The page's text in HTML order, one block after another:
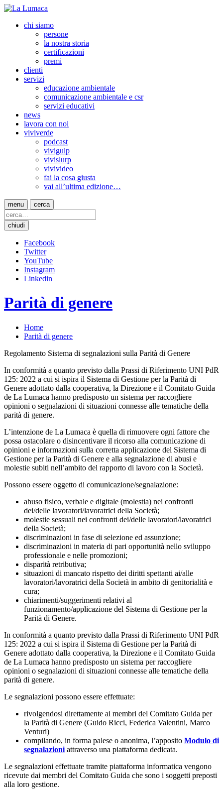
chi siamo
persone
la nostra storia
certificazioni
premi
clienti
servizi
educazione ambientale
comunicazione ambientale e csr
servizi educativi
news
lavora con noi
viviverde
podcast
vivigulp
vivislurp
vivivideo
fai la cosa giusta
vai all’ultima edizione…
menu cerca
chiudi
Facebook
Twitter
YouTube
Instagram
Linkedin
Parità di genere
Home
Parità di genere
Regolamento Sistema di segnalazioni sulla Parità di Genere
In conformità a quanto previsto dalla Prassi di Riferimento UNI PdR
125: 2022 a cui si ispira il Sistema di Gestione per la Parità di
Genere adottato dalla cooperativa, la Direzione e il Comitato Guida
de La Lumaca hanno predisposto un sistema per raccogliere
opinioni o segnalazioni di situazioni connesse alle tematiche della
parità di genere.
L’intenzione de La Lumaca è quella di rimuovere ogni fattore che
possa ostacolare o disincentivare il ricorso alla comunicazione di
opinioni e informazioni sulla corretta applicazione del Sistema di
Gestione per la Parità di Genere e alla segnalazione di abusi e
molestie subiti nell’ambito del rapporto di lavoro con la Società.
Possono essere oggetto di comunicazione/segnalazione:
abuso fisico, verbale e digitale (molestia) nei confronti
dei/delle lavoratori/lavoratrici della Società;
molestie sessuali nei confronti dei/delle lavoratori/lavoratrici
della Società;
discriminazioni in fase di selezione ed assunzione;
discriminazioni in materia di pari opportunità nello sviluppo
professionale e nelle promozioni;
disparità retributiva;
situazioni di mancato rispetto dei diritti spettanti ai/alle
lavoratori/lavoratrici della Società in ambito di genitorialità e
cura;
chiarimenti/suggerimenti relativi al
funzionamento/applicazione del Sistema di Gestione per la
Parità di Genere.
In conformità a quanto previsto dalla Prassi di Riferimento UNI PdR
125: 2022 a cui si ispira il Sistema di Gestione per la Parità di
Genere adottato dalla cooperativa, la Direzione e il Comitato Guida
de La Lumaca hanno predisposto un sistema per raccogliere
opinioni o segnalazioni di situazioni connesse alle tematiche della
parità di genere.
Le segnalazioni possono essere effettuate:
rivolgendosi direttamente ai membri del Comitato Guida per
la Parità di Genere (Guido Ricci, Federica Valentini, Marco
Venturi)
compilando, in forma palese o anonima, l’apposito Modulo di
segnalazioni attraverso una piattaforma dedicata.
Le segnalazioni effettuate tramite piattaforma informatica vengono
ricevute dai membri del Comitato Guida che sono i soggetti preposti
alla loro gestione.